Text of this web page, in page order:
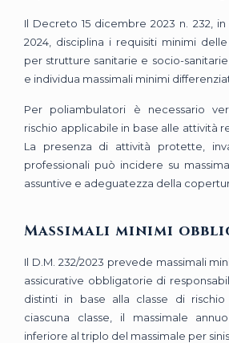
Il Decreto 15 dicembre 2023 n. 232,
2024, disciplina i requisiti minimi
per strutture sanitarie e socio-
e individua massimali minimi
Per poliambulatori è necessario
rischio applicabile in base alle attività
La presenza di attività protette,
professionali può incidere su
assuntive e adeguatezza della
Massimali minimi
Il D.M. 232/2023 prevede massimali
assicurative obbligatorie di
distinti in base alla classe di
ciascuna classe, il massimale
inferiore al triplo del massimale per